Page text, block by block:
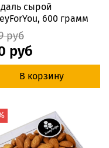
сырой
600 грамм
руб
руб
В корзину